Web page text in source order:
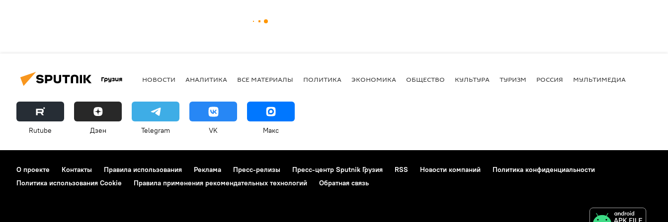
Грузия НОВОСТИ АНАЛИТИКА ВСЕ МАТЕРИАЛЫ ПОЛИТИКА ЭКОНОМИКА ОБЩЕСТВО КУЛЬТУРА ТУРИЗМ РОССИЯ МУЛЬТИМЕДИА
Rutube Дзен Telegram VK Макс
О проекте Контакты Правила использования Реклама Пресс-релизы Пресс-центр Sputnik Грузия RSS Новости компаний
Политика конфиденциальности
Политика использования Cookie
Правила применения рекомендательных технологий Обратная связь